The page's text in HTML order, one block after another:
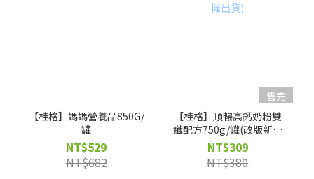
【桂格】媽媽營養品850G/
罐
NT$529
NT$682
售完
【桂格】順暢高鈣奶粉雙
纖配方750g/罐(改版新舊
包裝隨機出貨)
NT$309
NT$380